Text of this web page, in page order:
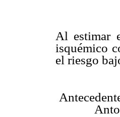
Al estimar
isquémico
el riesgo